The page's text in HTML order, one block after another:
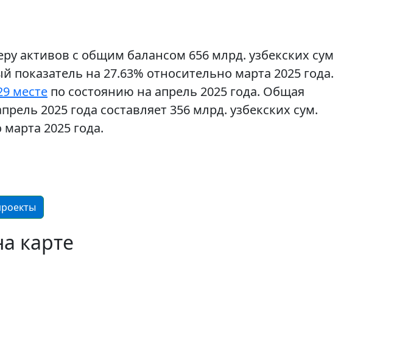
активов с общим балансом 656 млрд. узбекских сум
на 27.63% относительно марта 2025 года.
месте по состоянию на апрель 2025 года. Общая
2025 года составляет 356 млрд. узбекских сум.
2025 года.
карте